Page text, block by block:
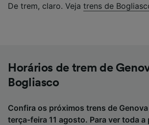
De trem, claro. Veja trens de
Horários de trem de
Bogliasco
Confira os próximos trens de
terça-feira 11 agosto. Para ver toda a